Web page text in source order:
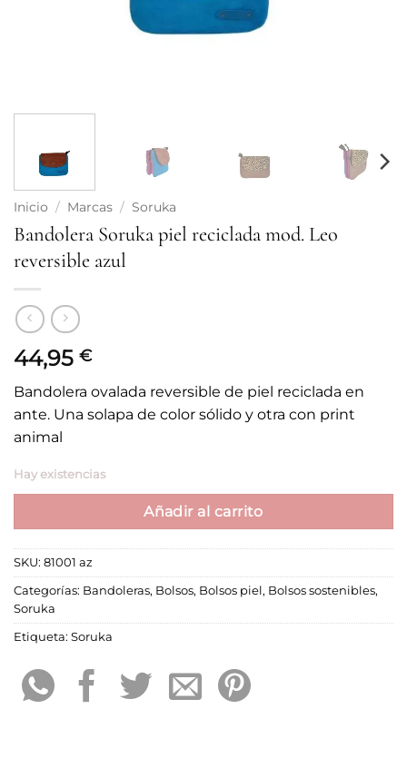
Inicio / Marcas / Soruka
Bandolera Soruka piel reciclada mod. Leo
reversible azul
44,95 €
Bandolera ovalada reversible de piel reciclada en
ante. Una solapa de color sólido y otra con print
animal
Hay existencias
Añadir al carrito
SKU: 81001 az
Categorías: Bandoleras, Bolsos, Bolsos piel, Bolsos sostenibles,
Soruka
Etiqueta: Soruka